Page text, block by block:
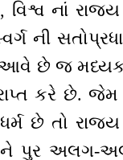
વિશ્વ નાં
ની
આવે છે જ
કરે છે.
છે તો રાજ્ય
બંને પુર અલગ-